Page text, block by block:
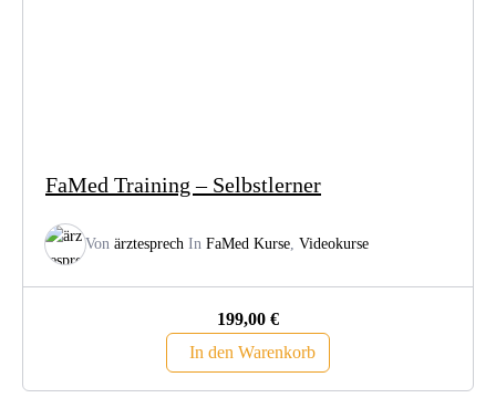
FaMed Training – Selbstlerner
Von ärztesprech In FaMed Kurse Videokurse
199,00 €
In den Warenkorb